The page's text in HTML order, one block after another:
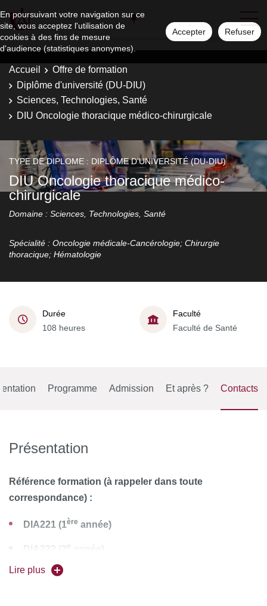
En poursuivant votre navigation sur ce
site, vous acceptez l'utilisation de
cookies à des fins de mesure
d'audience (statistiques anonymes).
Accepter Refuser
Accueil
Offre de formation
Diplôme d'université (DU-DIU)
Sciences, Technologies, Santé
DIU Oncologie thoracique médico-chirurgicale
TYPE DE DIPLOME : DIPLÔME D'UNIVERSITÉ (DU-DIU)
DIU Oncologie thoracique médico-
chirurgicale
Domaine : Sciences, Technologies, Santé
Spécialité : Oncologie médicale-Cancérologie; Chirurgie
thoracique; Hématologie
Durée
108 heures
Faculté
Faculté de Santé
Programme Admission Et après ? Contacts
Présentation
Référence formation (à rappeler dans toute
correspondance) :
DIA221 (1ère année)
DIA222 (2 e année)
Responsable de l'enseignement :
Lire plus